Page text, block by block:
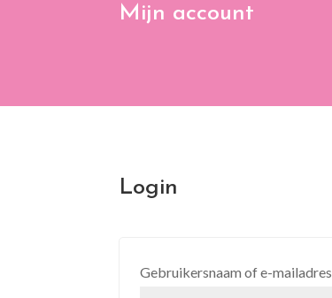
Mijn account
Login
Gebruikersnaam of e-mailadres